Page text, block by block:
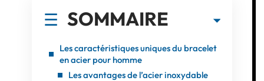
SOMMAIRE
Les caractéristiques uniques du bracelet
en acier pour homme
Les avantages de l’acier inoxydable